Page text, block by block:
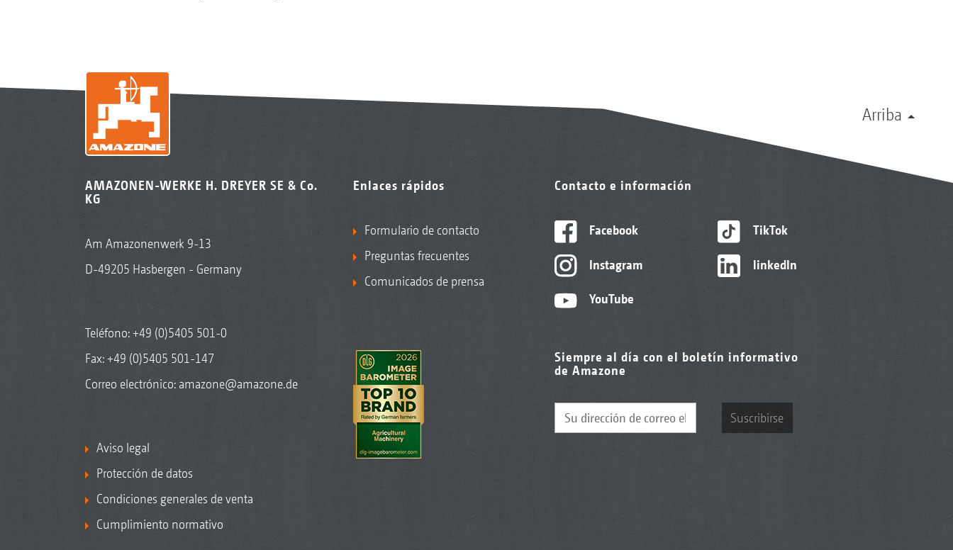
Arriba
AMAZONEN-WERKE H. DREYER SE & Co.
KG
Am Amazonenwerk 9-13
D-49205 Hasbergen - Germany
Teléfono:+49 (0)5405 501-0
Fax: +49 (0)5405 501-147
Correo electrónico: amazone@amazone.de
Aviso legal
Protección de datos
Condiciones generales de venta
Cumplimiento normativo
Enlaces rápidos
Formulario de contacto
Preguntas frecuentes
Comunicados de prensa
Contacto e información
Facebook
Instagram
YouTube
TikTok
linkedIn
Siempre al día con el boletín informativo
de Amazone
Suscribirse